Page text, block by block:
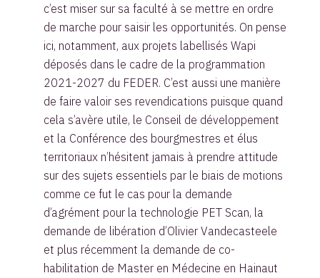
c’est miser sur sa faculté à se mettre en ordre
de marche pour saisir les opportunités. On pense
ici, notamment, aux projets labellisés Wapi
déposés dans le cadre de la programmation
2021-2027 du FEDER. C’est aussi une manière
de faire valoir ses revendications puisque quand
cela s’avère utile, le Conseil de développement
et la Conférence des bourgmestres et élus
territoriaux n’hésitent jamais à prendre attitude
sur des sujets essentiels par le biais de motions
comme ce fut le cas pour la demande
d’agrément pour la technologie PET Scan, la
demande de libération d’Olivier Vandecasteele
et plus récemment la demande de co-
habilitation de Master en Médecine en Hainaut